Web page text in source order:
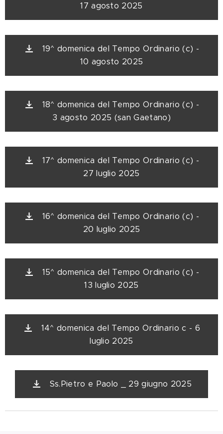
17 agosto 2025
19^ domenica del Tempo Ordinario (c) -
10 agosto 2025
18^ domenica del Tempo Ordinario (c) -
3 agosto 2025 (san Gaetano)
17^ domenica del Tempo Ordinario (c) -
27 luglio 2025
16^ domenica del Tempo Ordinario (c) -
20 luglio 2025
15^ domenica del Tempo Ordinario (c) -
13 luglio 2025
14^ domenica del Tempo Ordinario c - 6
luglio 2025
Ss.Pietro e Paolo _ 29 giugno 2025